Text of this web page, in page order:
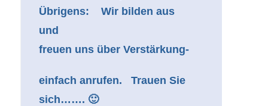
Übrigens: Wir bilden aus
und
freuen uns über Verstärkung-
einfach anrufen. Trauen Sie
sich……. 🙂